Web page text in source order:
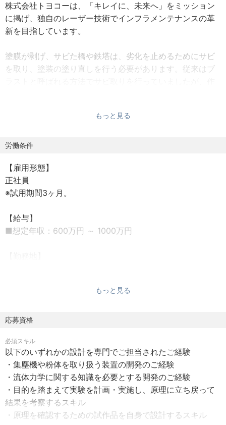
株式会社トヨコーは、「キレイに、未来へ」をミッション
に掲げ、独自のレーザー技術でインフラメンテナンスの革
新を目指しています。
塗膜が剥げ、サビた橋や鉄塔は、劣化を止めるためにサビ
を取り、塗装の塗り直しを行う必要があります。従来はブ
工法を開発し、その装置を「CoolLaser®」と名付けまし
んでおり、インフラメンテナンスの重要性、緊急性は高ま
CoolLaser®で、この問題を解決します。
▼レーザー技術で世界を変える
ーを使用し、ごく短時間、急激に加熱することで、サビや
塗膜を溶融、蒸発、熱破砕し、除去します。トヨコーは、
る真のレーザークリーニング技術となりました。
▼世の中にまだ存在しない新しいソリューション
た作業環境、廃棄物の問題を大幅に改善します。さらに、
サビの元となる付着塩分を大幅に低減できるため、従来工
法では達成できなかった高品質の処理を実現します。
▼インフラメンテナンスにおける新しいイノベーション
CoolLaser®は、インフラ構造物の老朽化対策や長寿命化に
寄与し、持続可能な社会の実現をサポートします。また、
もっと見る
労働条件
【雇用形態】
正社員
※試用期間3ヶ月。
【給与】
■想定年収：600万円 ～ 1000万円
人、組織の業績により決定
・昇格 年1回
・社会保険完備（健康保険、厚生年金、労災、雇用保険）
・交通費支給
・出張手当（事務所から100km以上で、日帰り手当2000
円、宿泊手当3000円以上/1日）
・一時帰宅手当（1ヶ月以上の出張の場合に支給/月1回）
・残業手当
もっと見る
応募資格
必須スキル
以下のいずれかの設計を専門でご担当されたご経験
・集塵機や粉体を取り扱う装置の開発のご経験
・流体力学に関する知識を必要とする開発のご経験
・目的を踏まえて実験を計画・実施し、原理に立ち戻って
結果を考察するスキル
・原理を確認するための試作品を自身で設計するスキル